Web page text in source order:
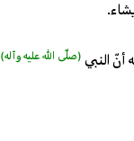
النبي (صلّى الله عليه وآله)